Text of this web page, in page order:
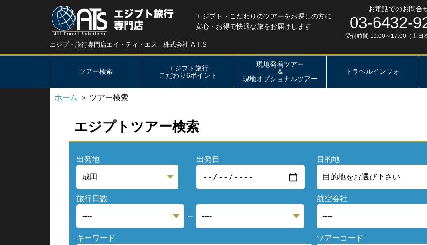
エジプト旅行専門店エイ・ティ・エス｜株式会社 A.T.S
エジプト・こだわりのツアーをお探しの方に
安心・お得で快適な旅をお届けします
お電話でのお問合
03-6432-
受付時間 10:00～17:00（土日
ツアー検索
エジプト旅行
こだわり6ポイント
現地発着ツアー
＆
現地オプショナルツアー
トラベルインフォ
ホーム ＞ ツアー検索
エジプトツアー検索
出発地 出発日 目的地
旅行日数
～
航空会社
キーワード ツアーコード